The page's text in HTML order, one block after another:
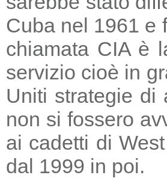
Cuba nel 1961
chiamata CIA è
servizio cioè in
Uniti strategie di
non si fossero
ai cadetti di
dal 1999 in poi.